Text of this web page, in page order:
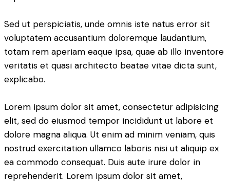
Sed ut perspiciatis, unde omnis iste natus error sit
voluptatem accusantium doloremque laudantium,
totam rem aperiam eaque ipsa, quae ab illo inventore
veritatis et quasi architecto beatae vitae dicta sunt,
explicabo.
Lorem ipsum dolor sit amet, consectetur adipisicing
elit, sed do eiusmod tempor incididunt ut labore et
dolore magna aliqua. Ut enim ad minim veniam, quis
nostrud exercitation ullamco laboris nisi ut aliquip ex
ea commodo consequat. Duis aute irure dolor in
reprehenderit. Lorem ipsum dolor sit amet,